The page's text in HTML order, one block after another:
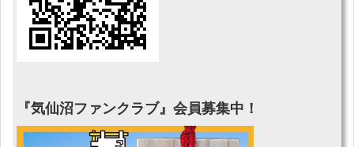
『気仙沼ファンクラブ』会員募集中！